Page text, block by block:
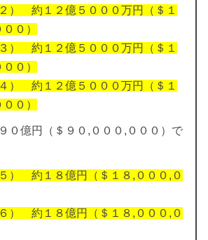
） 約１２億５０００万円（＄１
０）
） 約１２億５０００万円（＄１
０）
） 約１２億５０００万円（＄１
０）
０億円（＄９０,０００,０００）で
） 約１８億円（＄１８,０００,０
） 約１８億円（＄１８,０００,０